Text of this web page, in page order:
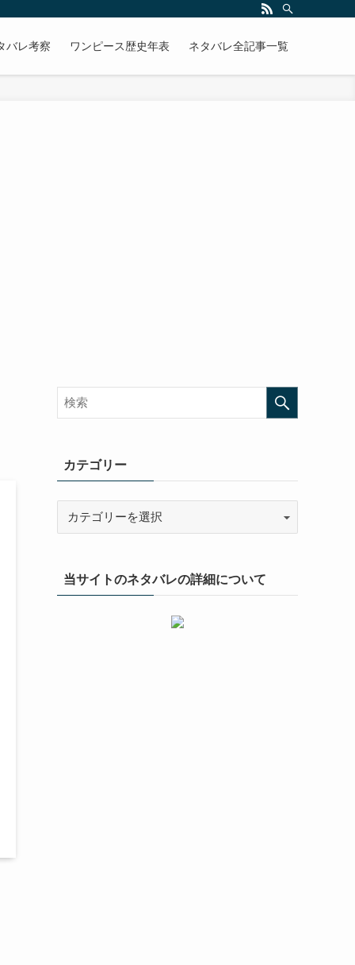
バレ考察 ワンピース歴史年表 ネタバレ全記事一覧
カテゴリー
当サイトのネタバレの詳細について